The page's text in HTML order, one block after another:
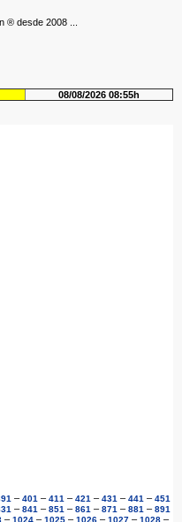
® desde 2008 ...
08/08/2026 08:55h
– 401 – 411 – 421 – 431 – 441 – 451
– 841 – 851 – 861 – 871 – 881 – 891
– 1024 – 1025 – 1026 – 1027 – 1028 –